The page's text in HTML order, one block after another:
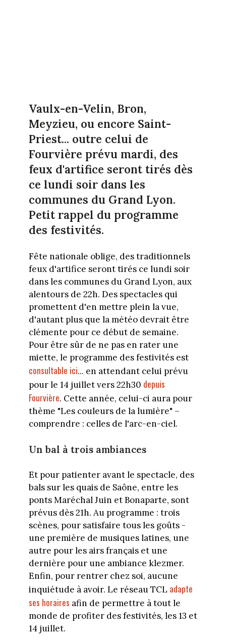
Vaulx-en-Velin, Bron,
Meyzieu, ou encore Saint-
Priest... outre celui de
Fourvière prévu mardi, des
feux d'artifice seront tirés dès
ce lundi soir dans les
communes du Grand Lyon.
Petit rappel du programme
des festivités.
Fête nationale oblige, des traditionnels
feux d'artifice seront tirés ce lundi soir
dans les communes du Grand Lyon, aux
alentours de 22h. Des spectacles qui
promettent d'en mettre plein la vue,
d'autant plus que la météo devrait être
clémente pour ce début de semaine.
Pour être sûr de ne pas en rater une
miette, le programme des festivités est
consultable ici... en attendant celui prévu
pour le 14 juillet vers 22h30 depuis
Fourvière. Cette année, celui-ci aura pour
thème "Les couleurs de la lumière" –
comprendre : celles de l'arc-en-ciel.
Un bal à trois ambiances
Et pour patienter avant le spectacle, des
bals sur les quais de Saône, entre les
ponts Maréchal Juin et Bonaparte, sont
prévus dès 21h. Au programme : trois
scènes, pour satisfaire tous les goûts -
une première de musiques latines, une
autre pour les airs français et une
dernière pour une ambiance klezmer.
Enfin, pour rentrer chez soi, aucune
inquiétude à avoir. Le réseau TCL adapte
ses horaires afin de permettre à tout le
monde de profiter des festivités, les 13 et
14 juillet.